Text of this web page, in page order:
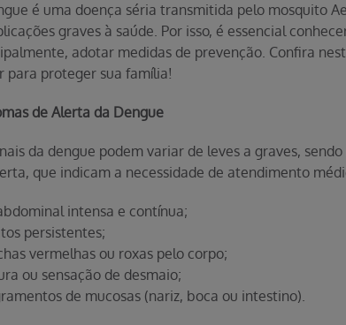
é uma doença séria transmitida pelo mosquito
graves à saúde. Por isso, é essencial
adotar medidas de prevenção. Confira
para proteger sua família!
de Alerta da Dengue
da dengue podem variar de leves a graves,
que indicam a necessidade de atendimento
intensa e contínua;
persistentes;
vermelhas ou roxas pelo corpo;
ou sensação de desmaio;
de mucosas (nariz, boca ou intestino).